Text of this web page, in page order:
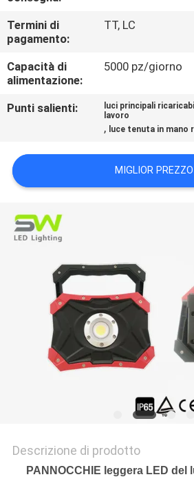
NOTIZIE
CASI
DEL
SITO
POLITICA
PRIVACY
Termini di
pagamento:
TT, LC
Capacità di
alimentazione:
5000 pz/giorno
Punti salienti:
luci principali
lavoro
, luce tenuta in mano
MIGLIOR PREZZO
Descrizione di prodotto
PANNOCCHIE leggera LED del